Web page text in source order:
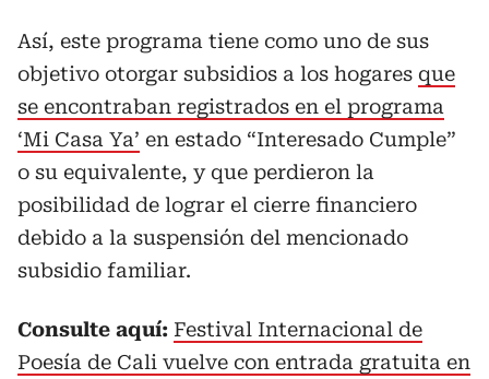
Así, este programa tiene como uno de sus
objetivo otorgar subsidios a los hogares que
se encontraban registrados en el programa
‘Mi Casa Ya’ en estado “Interesado Cumple”
o su equivalente, y que perdieron la
posibilidad de lograr el cierre financiero
debido a la suspensión del mencionado
subsidio familiar.
Consulte aquí: Festival Internacional de
Poesía de Cali vuelve con entrada gratuita en